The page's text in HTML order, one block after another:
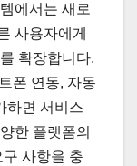
에서는 새로
사용자에게
확장합니다.
폰 연동, 자동
하면 서비스
한 플랫폼의
사항을 충